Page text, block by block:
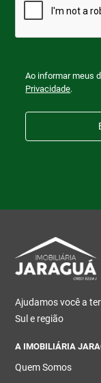
Ao informar meus
Privacidade.
Ajudamos você a
Sul e região
A IMOBILIÁRIA
Quem Somos